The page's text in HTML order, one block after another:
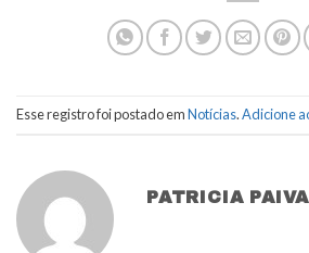
Esse registro foi postado emNotícias.Adicione
PATRICIA PAIVA